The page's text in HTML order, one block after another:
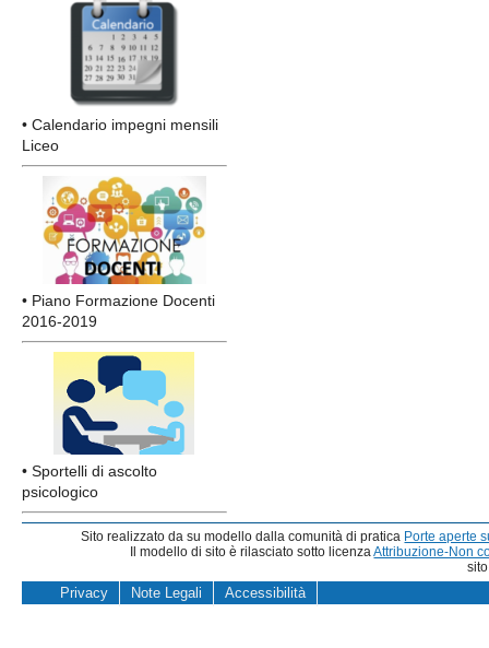
• Calendario impegni mensili
Liceo
• Piano Formazione Docenti
2016-2019
• Sportelli di ascolto
psicologico
Sito realizzato da su modello dalla comunità di pratica Porte aperte
Il modello di sito è rilasciato sotto licenzaAttribuzione-Non
Privacy Note Legali Accessibilità